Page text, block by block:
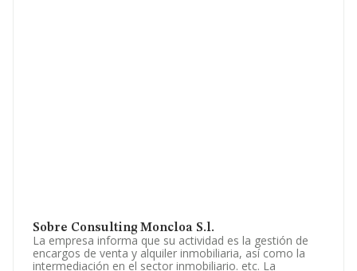
Sobre Consulting Moncloa S.l.
La empresa informa que su actividad es la gestión de
encargos de venta y alquiler inmobiliaria, así como la
intermediación en el sector inmobiliario. etc. La